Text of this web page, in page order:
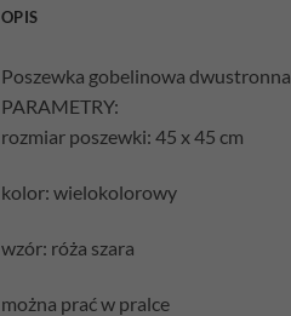
OPIS
Poszewka gobelinowa dwustronna
PARAMETRY:
rozmiar poszewki: 45 x 45 cm
kolor: wielokolorowy
wzór: róża szara
można prać w pralce